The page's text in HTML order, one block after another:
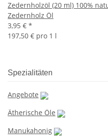
Zedernholzöl (20 ml) 100%
Zedernholz Öl
3,95 € *
197,50 € pro 1 l
Spezialitäten
Angebote
Ätherische Öle
Manukahonig